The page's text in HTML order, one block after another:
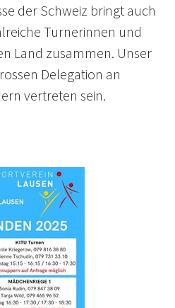
der Schweiz bringt auch
Turnerinnen und
Land zusammen. Unser
Delegation an
vertreten sein.